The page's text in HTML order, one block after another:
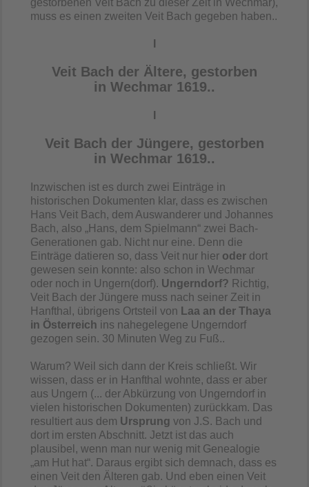
muss es einen zweiten Veit Bach gegeben haben..
Veit Bach der Ältere, gestorben
in Wechmar 1619..
Veit Bach der Jüngere, gestorben
in Wechmar 1619..
Inzwischen ist es durch zwei Einträge in
historischen Dokumenten klar, dass es zwischen
Hans Veit Bach, dem Auswanderer und Johannes
Bach, also „Hans, dem Spielmann“ zwei Bach-
Generationen gab. Nicht nur eine. Denn die
Einträge datieren so, dass Veit nur hier oder dort
gewesen sein konnte: also schon in Wechmar
oder noch in Ungern(dorf). Ungerndorf? Richtig,
Veit Bach der Jüngere muss nach seiner Zeit in
Hanfthal, übrigens Ortsteil von Laa an der Thaya
in Österreich ins nahegelegene Ungerndorf
gezogen sein. 30 Minuten Weg zu Fuß..
Warum? Weil sich dann der Kreis schließt. Wir
wissen, dass er in Hanfthal wohnte, dass er aber
aus Ungern (... der Abkürzung von Ungerndorf in
vielen historischen Dokumenten) zurückkam. Das
resultiert aus dem Ursprung von J.S. Bach und
dort im ersten Abschnitt. Jetzt ist das auch
plausibel, wenn man nur wenig mit Genealogie
„am Hut hat“. Daraus ergibt sich demnach, dass es
einen Veit den Älteren gab. Und eben einen Veit